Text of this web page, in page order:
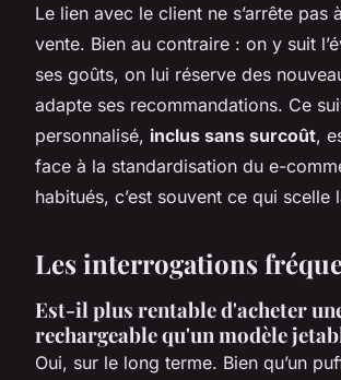
Le lien avec le client ne s’arrête pas
vente. Bien au contraire : on y suit
ses goûts, on lui réserve des
adapte ses recommandations. Ce
personnalisé, inclus sans surcoût,
face à la standardisation du e-
habitués, c’est souvent ce qui scelle
Les interrogations
Est-il plus rentable d'acheter
rechargeable qu'un modèle
Oui, sur le long terme. Bien qu’un